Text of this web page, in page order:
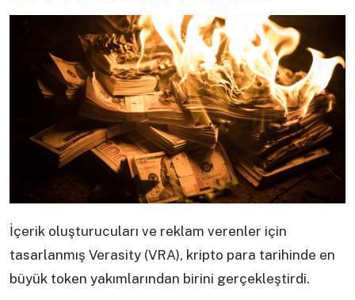
İçerik oluşturucuları ve reklam verenler için
tasarlanmış Verasity (VRA), kripto para tarihinde en
büyük token yakımlarından birini gerçekleştirdi.